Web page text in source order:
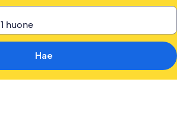
Hae